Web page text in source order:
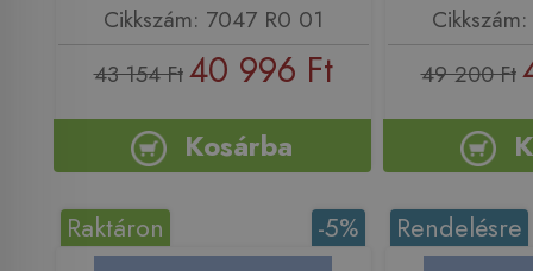
Cikkszám: 7047 R0 01
43 154 Ft 40 996 Ft
Kosárba
49 200 Ft
-5%
Raktáron Rendelésre